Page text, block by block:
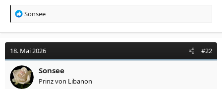
R
a
t
i
o
n
e
Sonsee
18. Mai 2026 #22
Sonsee
Prinz von Libanon